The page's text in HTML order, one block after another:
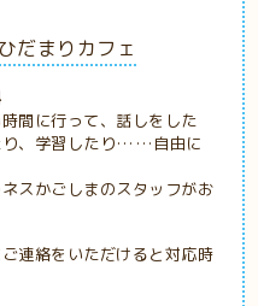
だまりカフェ
間に行って、話しをした
り、学習したり……自由に
スかごしまのスタッフがお
連絡をいただけると対応時